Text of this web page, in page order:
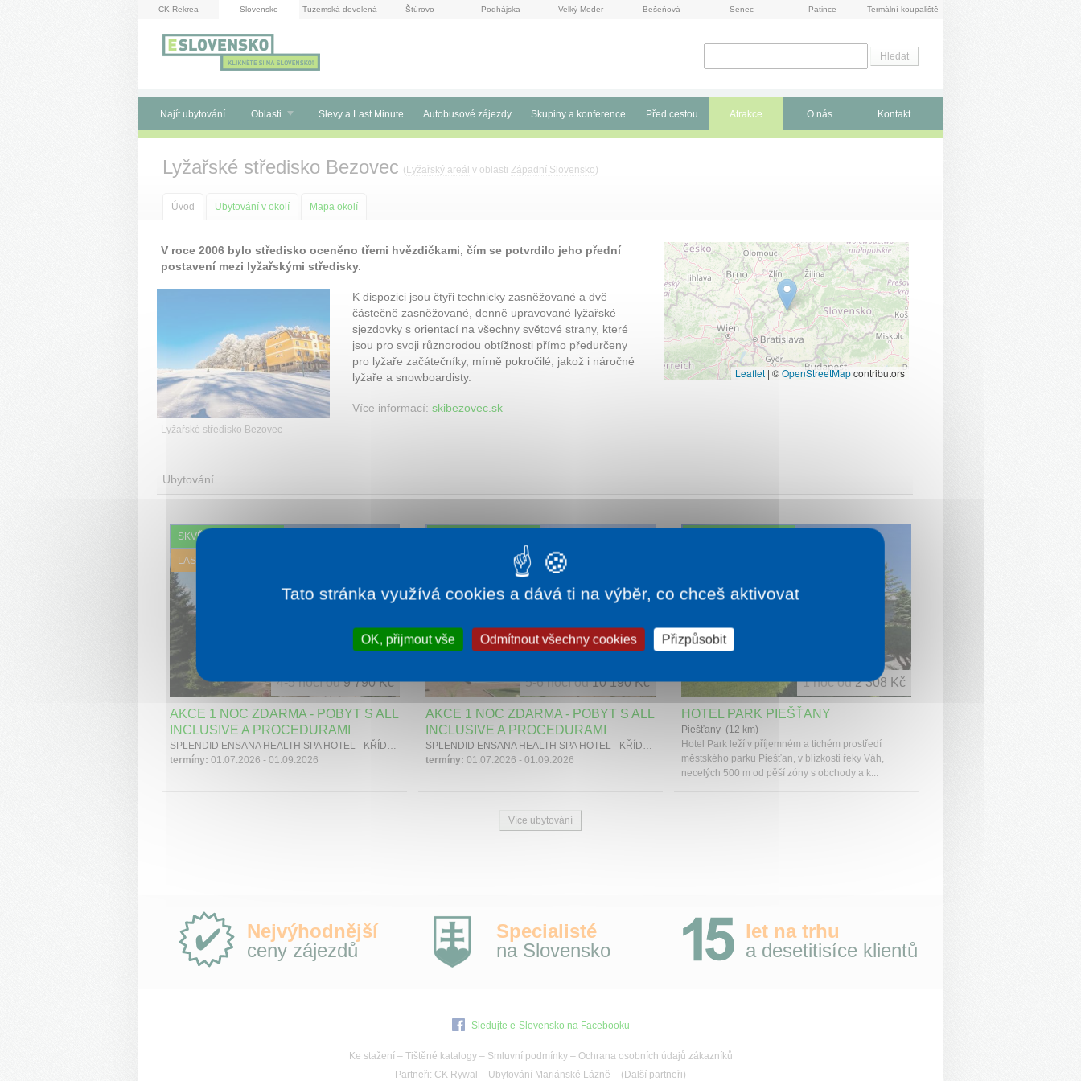
CK Rekrea Slovensko Tuzemská dovolená Štúrovo Podhájska Velký Meder Bešeňová Senec Patince Termální koupaliště
Najít ubytování Oblasti Slevy a Last Minute Autobusové zájezdy Skupiny a konference Před cestou Atrakce O nás Kontakt
Lyžařské středisko Bezovec ( Lyžařský areál v oblasti Západní Slovensko)
Úvod Ubytování v okolí Mapa okolí
V roce 2006 bylo středisko oceněno třemi hvězdičkami, čím se potvrdilo jeho přední
postavení mezi lyžařskými středisky.
Lyžařské středisko Bezovec
K dispozici jsou čtyři technicky zasněžované a dvě
částečně zasněžované, denně upravované lyžařské
sjezdovky s orientací na všechny světové strany, které
jsou pro svoji různorodou obtížnosti přímo předurčeny
pro lyžaře začátečníky, mírně pokročilé, jakož i náročné
lyžaře a snowboardisty.
Více informací: skibezovec.sk
Leaflet | ©OpenStreetMapcontributors
Ubytování
SKVĚLÉ HODNOCENÍ
LAST MINUTE
AKCE 1 NOC ZDARMA - POBYT S ALL
INCLUSIVE A PROCEDURAMI
SPLENDID ENSANA HEALTH SPA HOTEL - KŘÍDLO GRAND, Piešťany, Západní Slovensko
termíny: 01.07.2026 - 01.09.2026
4-5 nocí od9 790 Kč
AKCE 1 NOC ZDARMA - POBYT S ALL
INCLUSIVE A PROCEDURAMI
SPLENDID ENSANA HEALTH SPA HOTEL - KŘÍDLO SPLENDID, Piešťany, Západní Slovensko
termíny: 01.07.2026 - 01.09.2026
5-6 nocí od10 190 Kč
HOTEL PARK PIEŠŤANY
Piešťany (12 km)
Hotel Park leží v příjemném a tichém prostředí
městského parku Piešťan, v blízkosti řeky Váh,
necelých 500 m od pěší zóny s obchody a k...
1 noc od2 308 Kč
Více ubytování
Proč
e-
Slovensko.cz?
Nejvýhodnější
ceny zájezdů
Specialisté
na Slovensko
let na trhu
a desetitisíce klientů
Sledujte e-Slovensko na Facebooku
Ke stažení– Tištěné katalogy– Smluvní podmínky– Ochrana osobních údajů zákazníků
Partneři: CK Rywal – Ubytování Mariánské Lázně – (Další partneři)
Tato stránka využívá cookies a dává ti na výběr, co chceš aktivovat
OK, přijmout vše Odmítnout všechny cookies Přizpůsobit